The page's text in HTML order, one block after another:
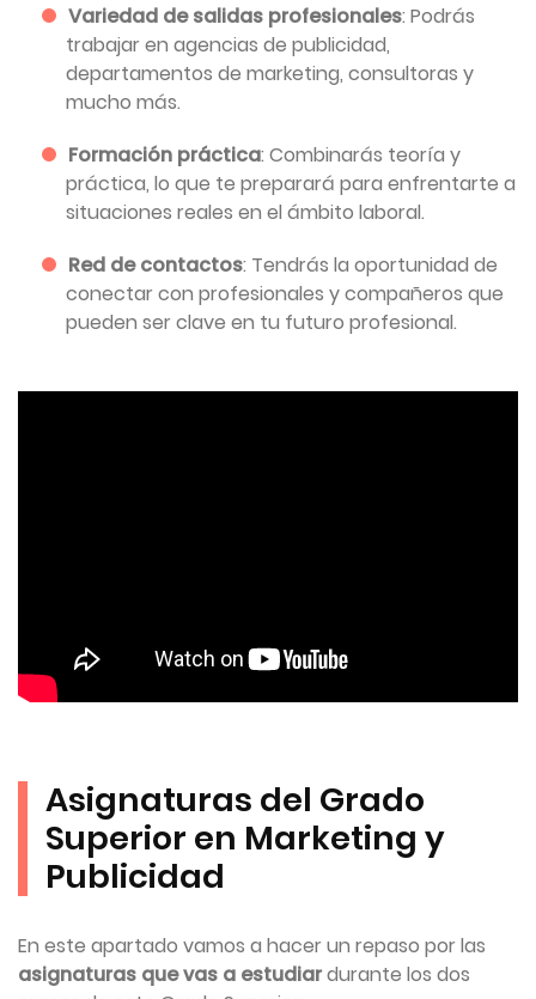
Variedad de salidas profesionales: Podrás
trabajar en agencias de publicidad,
departamentos de marketing, consultoras y
mucho más.
Formación práctica: Combinarás teoría y
práctica, lo que te preparará para enfrentarte a
situaciones reales en el ámbito laboral.
Red de contactos: Tendrás la oportunidad de
conectar con profesionales y compañeros que
pueden ser clave en tu futuro profesional.
Asignaturas del Grado
Superior en Marketing y
Publicidad
En este apartado vamos a hacer un repaso por las
asignaturas que vas a estudiardurante los dos